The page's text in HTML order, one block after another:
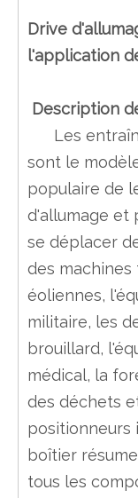
Drive
l'application
Description
Les
sont le
populaire de
d'allumage et
se déplacer
des
éoliennes,
militaire, les
brouillard,
médical, la
des déchets
boîtier
tous les